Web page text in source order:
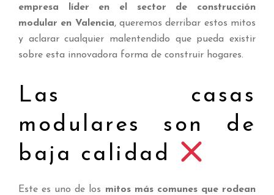
empresa líder en el sector de construcción
modular en Valencia, queremos derribar estos mitos
y aclarar cualquier malentendido que pueda existir
sobre esta innovadora forma de construir hogares.
Las casas
modulares son de
baja calidad
Este es uno de los mitos más comunes que rodean